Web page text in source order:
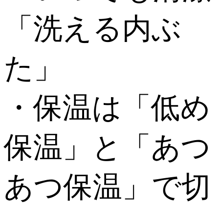
「洗える内ぶ
た」
・保温は「低め
保温」と「あつ
あつ保温」で切